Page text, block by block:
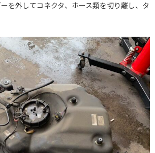
を外してコネクタ、ホース類を切り離し、タ